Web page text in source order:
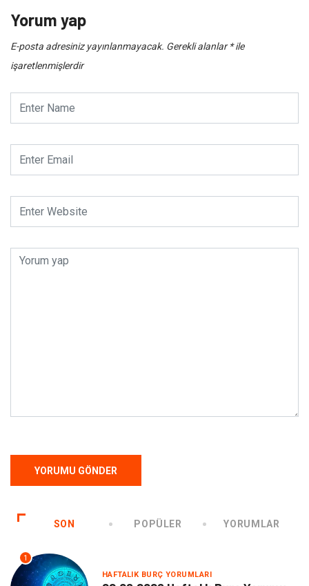
Yorum yap
E-posta adresiniz yayınlanmayacak. Gerekli alanlar*ile
işaretlenmişlerdir
SON POPÜLER YORUMLAR
1
HAFTALIK BURÇ YORUMLARI